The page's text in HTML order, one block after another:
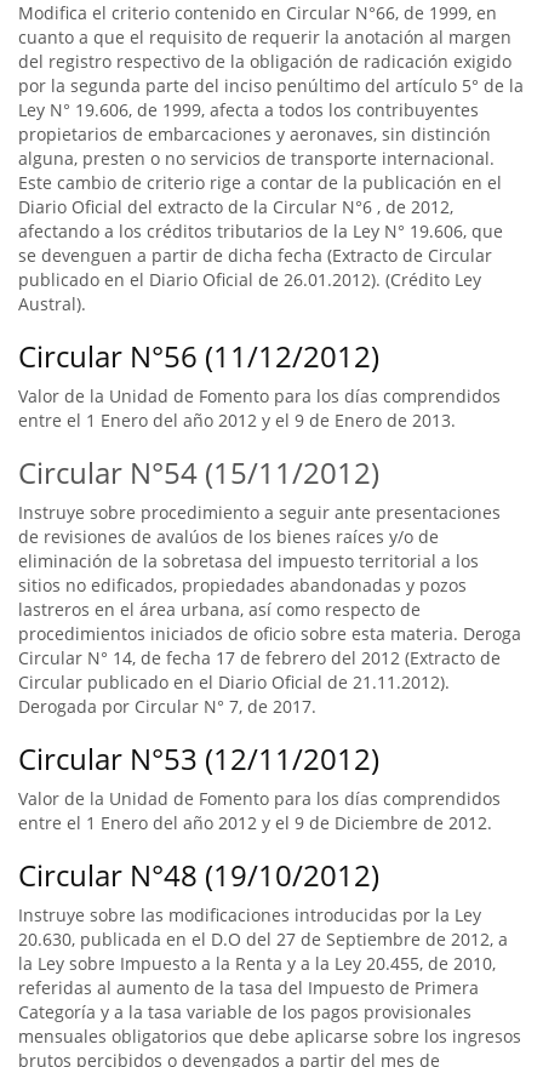
Modifica el criterio contenido en Circular N°66, de 1999, en
cuanto a que el requisito de requerir la anotación al margen
del registro respectivo de la obligación de radicación exigido
por la segunda parte del inciso penúltimo del artículo 5° de la
Ley N° 19.606, de 1999, afecta a todos los contribuyentes
propietarios de embarcaciones y aeronaves, sin distinción
alguna, presten o no servicios de transporte internacional.
Este cambio de criterio rige a contar de la publicación en el
Diario Oficial del extracto de la Circular N°6 , de 2012,
afectando a los créditos tributarios de la Ley N° 19.606, que
se devenguen a partir de dicha fecha (Extracto de Circular
publicado en el Diario Oficial de 26.01.2012). (Crédito Ley
Austral).
Circular N°56 (11/12/2012)
Valor de la Unidad de Fomento para los días comprendidos
entre el 1 Enero del año 2012 y el 9 de Enero de 2013.
Circular N°54 (15/11/2012)
Instruye sobre procedimiento a seguir ante presentaciones
de revisiones de avalúos de los bienes raíces y/o de
eliminación de la sobretasa del impuesto territorial a los
sitios no edificados, propiedades abandonadas y pozos
lastreros en el área urbana, así como respecto de
procedimientos iniciados de oficio sobre esta materia. Deroga
Circular N° 14, de fecha 17 de febrero del 2012 (Extracto de
Circular publicado en el Diario Oficial de 21.11.2012).
Derogada por Circular N° 7, de 2017.
Circular N°53 (12/11/2012)
Valor de la Unidad de Fomento para los días comprendidos
entre el 1 Enero del año 2012 y el 9 de Diciembre de 2012.
Circular N°48 (19/10/2012)
Instruye sobre las modificaciones introducidas por la Ley
20.630, publicada en el D.O del 27 de Septiembre de 2012, a
la Ley sobre Impuesto a la Renta y a la Ley 20.455, de 2010,
referidas al aumento de la tasa del Impuesto de Primera
Categoría y a la tasa variable de los pagos provisionales
mensuales obligatorios que debe aplicarse sobre los ingresos
brutos percibidos o devengados a partir del mes de